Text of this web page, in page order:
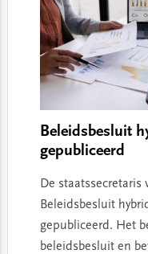
Beleidsbesluit
gepubliceerd
De
Beleidsbesluit
gepubliceerd. Het
beleidsbesluit en